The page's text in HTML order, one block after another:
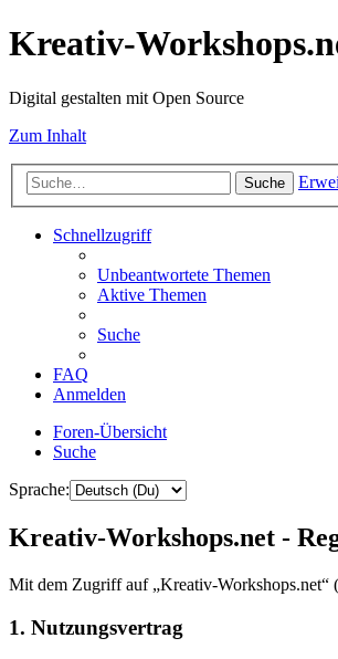
Kreativ-
Digital gestalten mit Open Source
Zum Inhalt
Suche
Schnellzugriff
Unbeantwortete Themen
Aktive Themen
Suche
FAQ
Anmelden
Foren-Übersicht
Suche
Sprache:
Kreativ-Workshops.net -
Mit dem Zugriff auf „Kreativ-Workshops.net“
1. Nutzungsvertrag